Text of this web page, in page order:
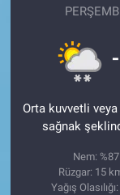
Orta kuvvetli
sağnak
Nem: %87
Rüzgar: 15
Yağış